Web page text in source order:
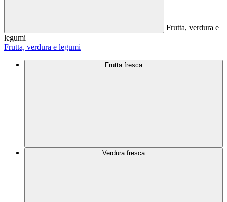
Frutta, verdura e
legumi
Frutta, verdura e legumi
Frutta fresca
Verdura fresca